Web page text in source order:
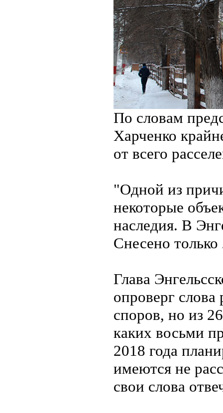
По словам
Харченко
от всего
"Одной из
некоторые
наследия. В
Снесено
Глава
опроверг
споров, но из
каких восьми
2018 года
имеются не
свои слова